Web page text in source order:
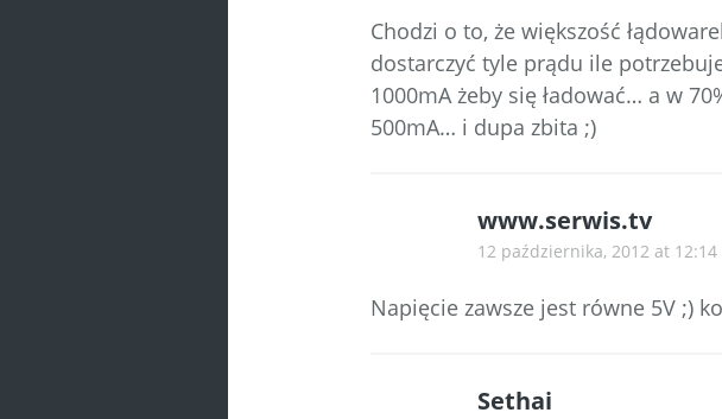
Chodzi o to, że większość
dostarczyć tyle prądu ile
1000mA żeby się ładować… a w
500mA… i dupa zbita ;)
www.serwis.tv
12 października, 2012 at 12:14
Napięcie zawsze jest równe 5V ;)
Sethai